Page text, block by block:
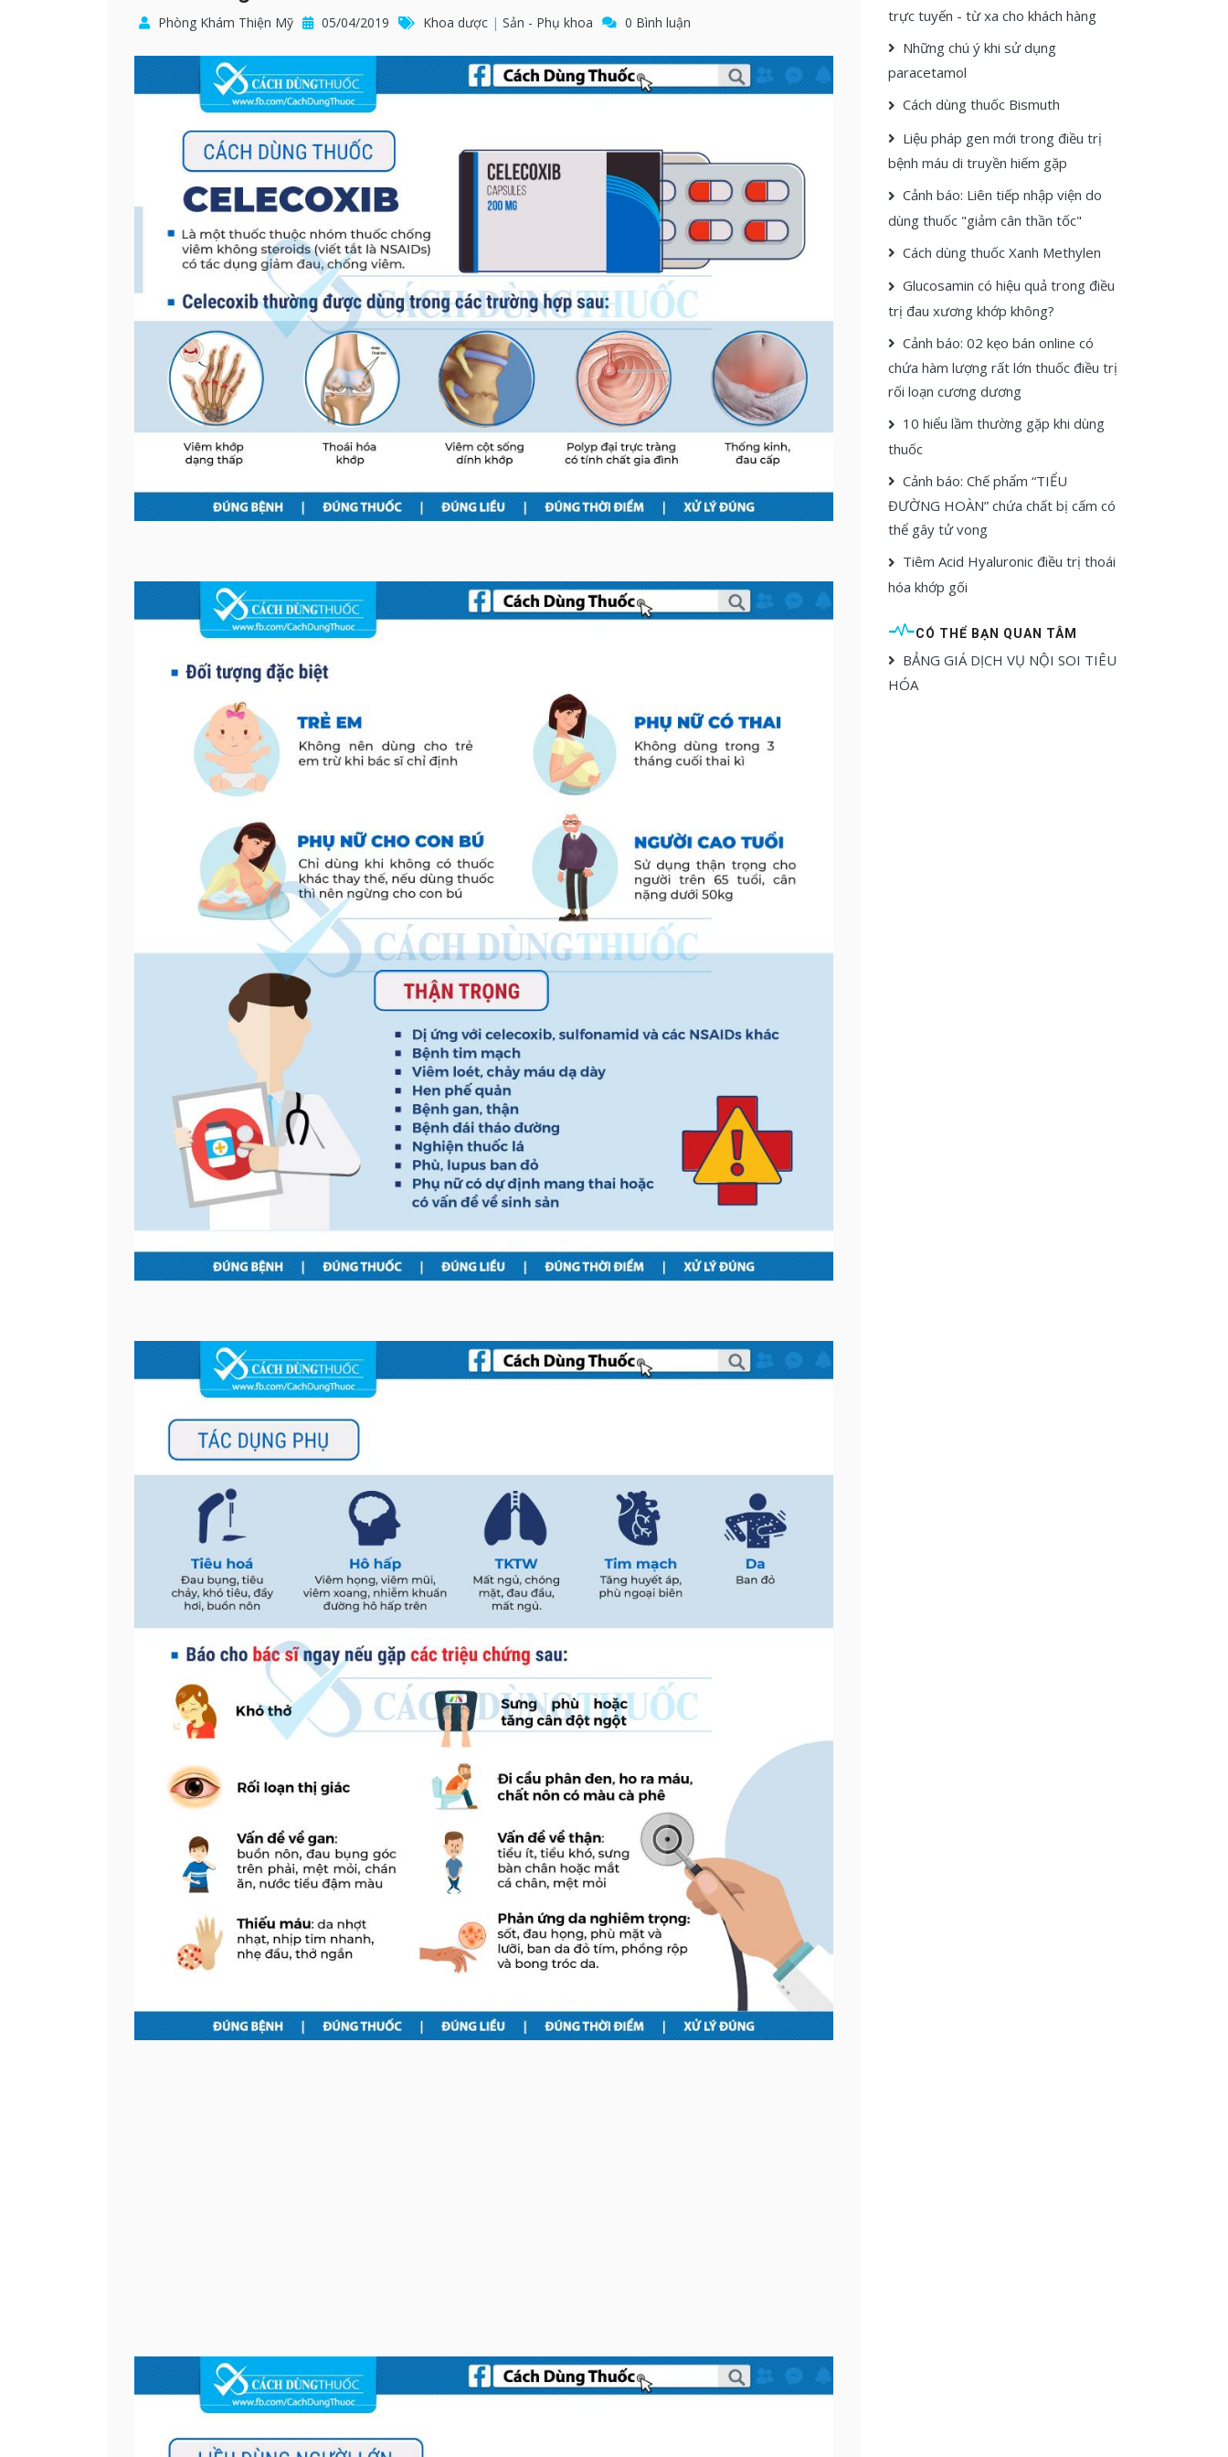
Phòng Khám Thiện Mỹ 05/04/2019 Khoa dược | Sản - Phụ khoa 0 Bình luận
trực tuyến - từ xa cho khách hàng
Những chú ý khi sử dụng
paracetamol
Cách dùng thuốc Bismuth
Liệu pháp gen mới trong điều trị
bệnh máu di truyền hiếm gặp
Cảnh báo: Liên tiếp nhập viện do
dùng thuốc "giảm cân thần tốc"
Cách dùng thuốc Xanh Methylen
Glucosamin có hiệu quả trong điều
trị đau xương khớp không?
Cảnh báo: 02 kẹo bán online có
chứa hàm lượng rất lớn thuốc điều trị
rối loạn cương dương
10 hiểu lầm thường gặp khi dùng
thuốc
Cảnh báo: Chế phẩm “TIỂU
ĐƯỜNG HOÀN” chứa chất bị cấm có
thể gây tử vong
Tiêm Acid Hyaluronic điều trị thoái
hóa khớp gối
CÓ THỂ BẠN QUAN TÂM
BẢNG GIÁ DỊCH VỤ NỘI SOI TIÊU
HÓA